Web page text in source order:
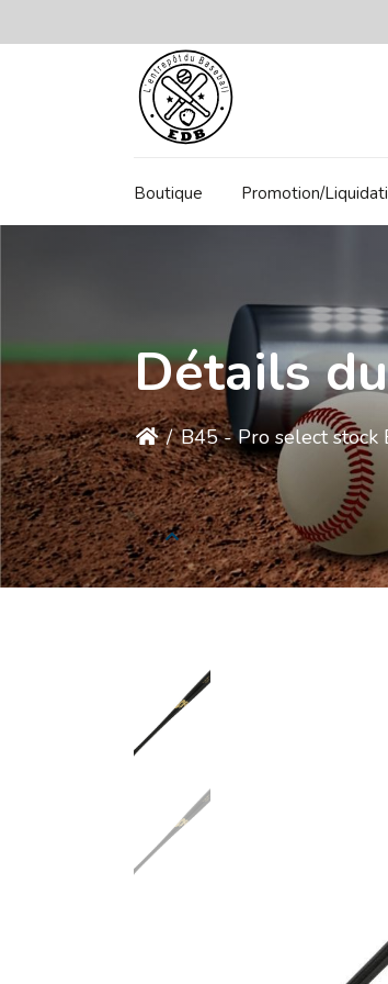
Boutique Promotion/
Détails
/ B45 - Pro select stock